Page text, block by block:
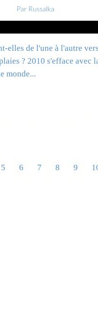
Par Russalka
elles de l'une à l'autre
? 2010 s'efface avec
monde...
5 6 7 8 9